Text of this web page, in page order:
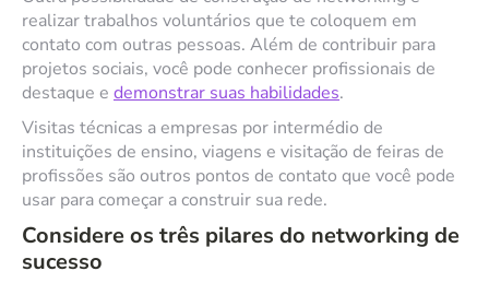
realizar trabalhos voluntários que te coloquem em
contato com outras pessoas. Além de contribuir para
projetos sociais, você pode conhecer profissionais de
destaque e demonstrar suas habilidades.
Visitas técnicas a empresas por intermédio de
instituições de ensino, viagens e visitação de feiras de
profissões são outros pontos de contato que você pode
usar para começar a construir sua rede.
Considere os três pilares do networking de
sucesso